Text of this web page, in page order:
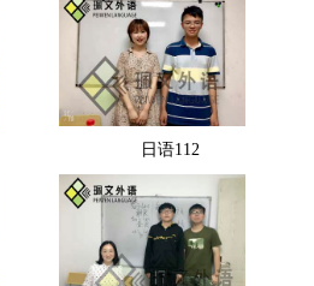
日语112